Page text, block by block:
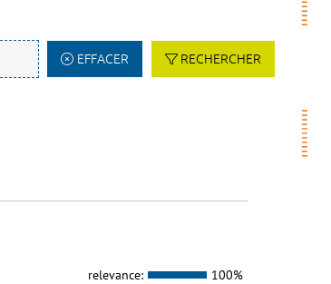
EFFACER RECHERCHER
relevance: 100%